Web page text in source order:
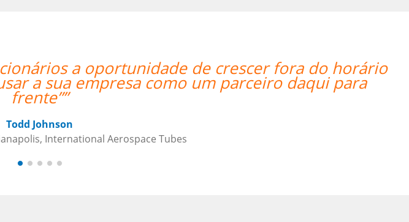
“”Lila está absolutamente satisfeita por ter um
também para a seleção de alguém que fala
para aquelas raras ocasiões em que a tradução